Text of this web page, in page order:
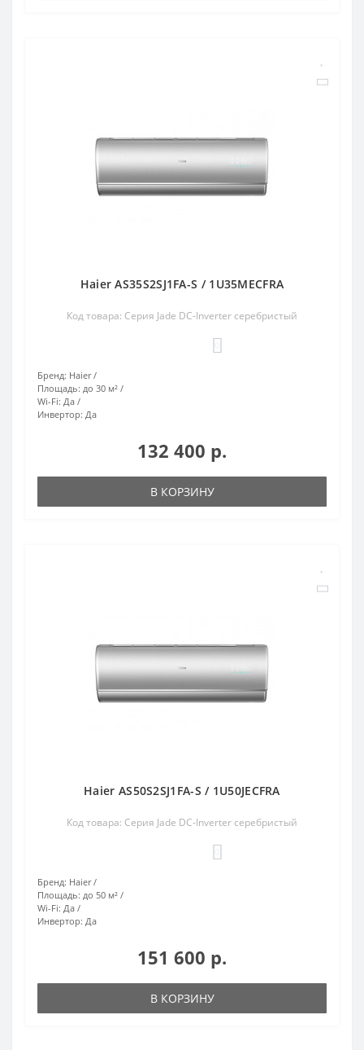
Haier AS35S2SJ1FA-S / 1U35MECFRA
Код товара: Серия Jade DC-Inverter серебристый
Бренд: Haier
Площадь: до 30 м²
Wi-Fi: Да
Инвертор: Да
132 400 р.
В КОРЗИНУ
Haier AS50S2SJ1FA-S / 1U50JECFRA
Код товара: Серия Jade DC-Inverter серебристый
Бренд: Haier
Площадь: до 50 м²
Wi-Fi: Да
Инвертор: Да
151 600 р.
В КОРЗИНУ